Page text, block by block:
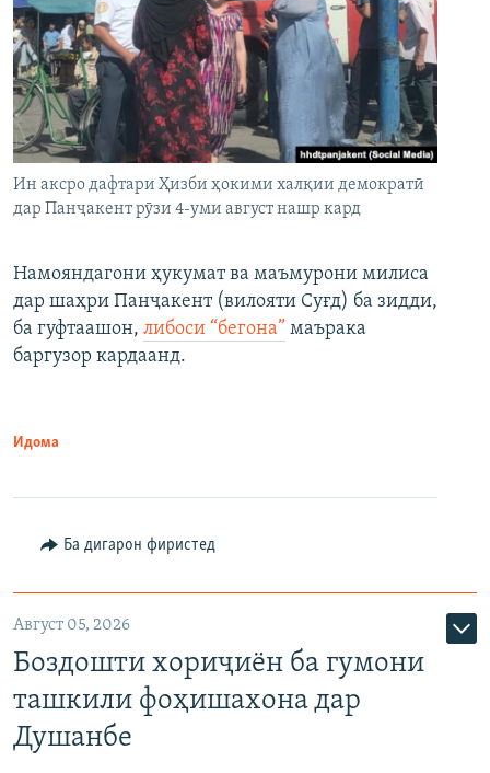
Ин аксро дафтари Ҳизби ҳокими халқии демократӣ
дар Панҷакент рӯзи 4-уми август нашр кард
Намояндагони ҳукумат ва маъмурони милиса
дар шаҳри Панҷакент (вилояти Суғд) ба зидди,
ба гуфтаашон, либоси “бегона” маърака
баргузор кардаанд.
Идома
Ба дигарон фиристед
Август 05, 2026
Боздошти хориҷиён ба гумони
ташкили фоҳишахона дар
Душанбе